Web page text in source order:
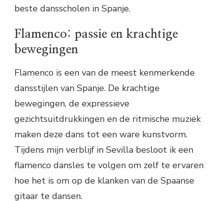
beste dansscholen in Spanje.
Flamenco: passie en krachtige
bewegingen
Flamenco is een van de meest kenmerkende
dansstijlen van Spanje. De krachtige
bewegingen, de expressieve
gezichtsuitdrukkingen en de ritmische muziek
maken deze dans tot een ware kunstvorm.
Tijdens mijn verblijf in Sevilla besloot ik een
flamenco dansles te volgen om zelf te ervaren
hoe het is om op de klanken van de Spaanse
gitaar te dansen.